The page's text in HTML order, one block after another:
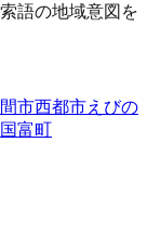
語の地域意図を
市西都市えびの
富町